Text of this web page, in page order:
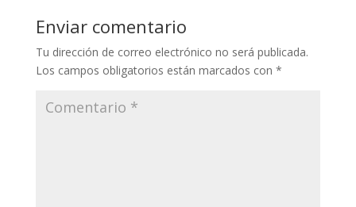
Enviar comentario
Tu dirección de correo electrónico no será publicada.
Los campos obligatorios están marcados con *